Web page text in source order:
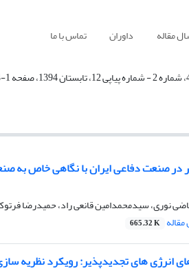
مقاله داوران تماس با ما
در صنعت دفاعی ایران با نگاهی خاص به
نوری، سیدمحمدامین قانعی راد، حمیدرضا
665.32 K
انرژی های تجدیدپذیر: رویکرد نظریه